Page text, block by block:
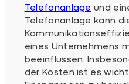
Telefonanlage und
Telefonanlage kann
eines Unternehmens
beeinflussen.
der Kosten ist es